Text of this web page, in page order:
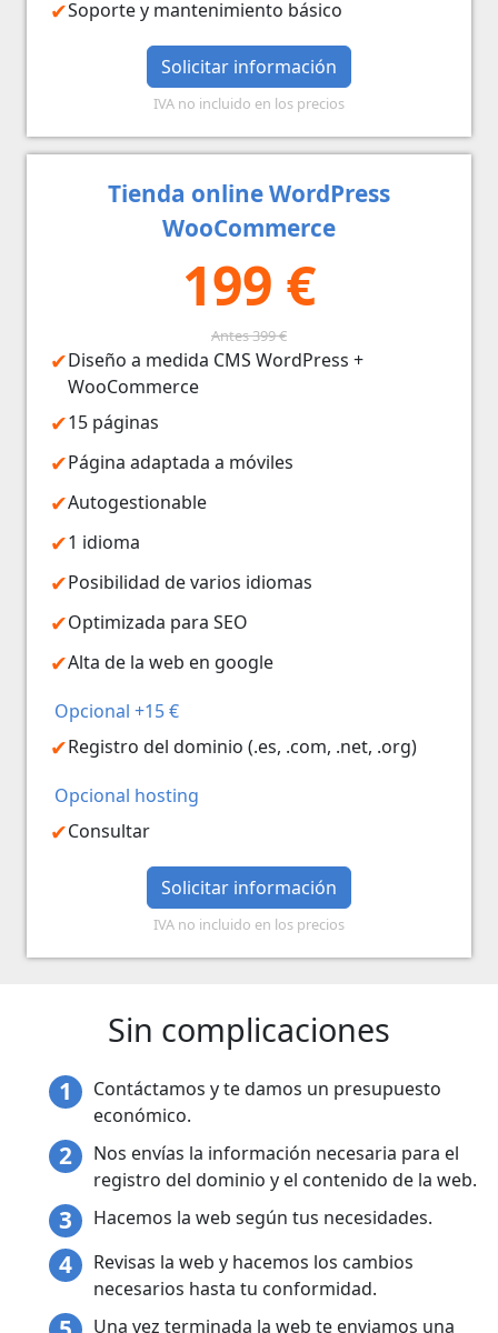
Soporte y mantenimiento básico
Solicitar información
IVA no incluido en los precios
Tienda online WordPress
WooCommerce
199 €
Antes 399 €
Diseño a medida CMS WordPress +
WooCommerce
15 páginas
Página adaptada a móviles
Autogestionable
1 idioma
Posibilidad de varios idiomas
Optimizada para SEO
Alta de la web en google
Opcional +15 €
Registro del dominio (.es, .com, .net, .org)
Opcional hosting
Consultar
Solicitar información
IVA no incluido en los precios
Sin complicaciones
Contáctamos y te damos un presupuesto
económico.
Nos envías la información necesaria para el
registro del dominio y el contenido de la web.
Hacemos la web según tus necesidades.
Revisas la web y hacemos los cambios
necesarios hasta tu conformidad.
Una vez terminada la web te enviamos una